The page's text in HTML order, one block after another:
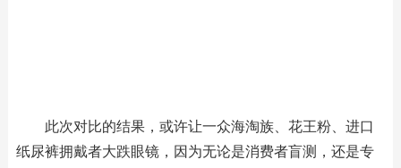
此次对比的结果，或许让一众海淘族、花王粉、进口
纸尿裤拥戴者大跌眼镜，因为无论是消费者盲测，还是专